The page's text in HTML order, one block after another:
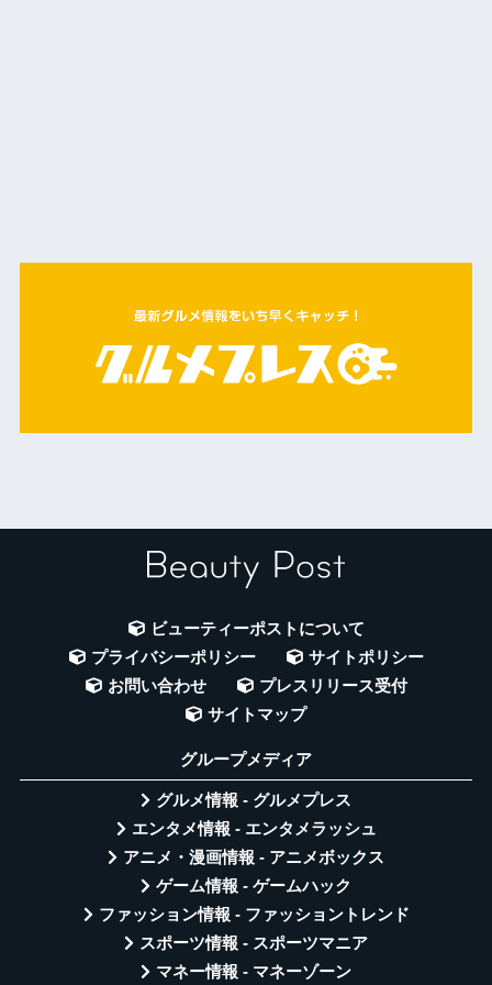
ビューティーポストについて
プライバシーポリシー
サイトポリシー
お問い合わせ
プレスリリース受付
サイトマップ
グループメディア
グルメ情報 - グルメプレス
エンタメ情報 - エンタメラッシュ
アニメ・漫画情報 - アニメボックス
ゲーム情報 - ゲームハック
ファッション情報 - ファッショントレンド
スポーツ情報 - スポーツマニア
マネー情報 - マネーゾーン